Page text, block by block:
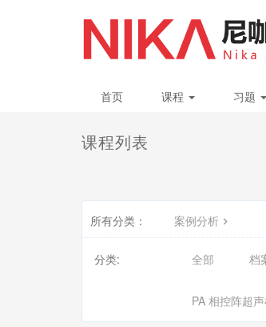
首页 课程 习题
课程列表
所有分类： 案例分析
分类: 全部 档
PA 相控阵超